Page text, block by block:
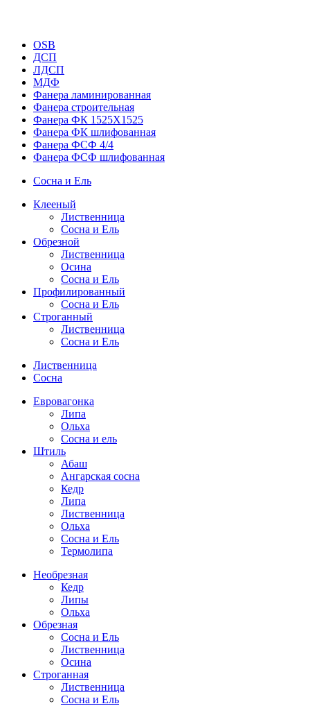
OSB
ДСП
ЛДСП
МДФ
Фанера ламинированная
Фанера строительная
Фанера ФК 1525Х1525
Фанера ФК шлифованная
Фанера ФСФ 4/4
Фанера ФСФ шлифованная
Сосна и Ель
Клееный
Лиственница
Сосна и Ель
Обрезной
Лиственница
Осина
Сосна и Ель
Профилированный
Сосна и Ель
Строганный
Лиственница
Сосна и Ель
Лиственница
Сосна
Евровагонка
Липа
Ольха
Сосна и ель
Штиль
Абаш
Ангарская сосна
Кедр
Липа
Лиственница
Ольха
Сосна и Ель
Термолипа
Необрезная
Кедр
Липы
Ольха
Обрезная
Cосна и Ель
Лиственница
Осина
Строганная
Лиственница
Сосна и Ель